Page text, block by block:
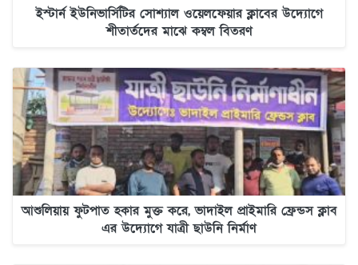
ইস্টার্ন ইউনিভার্সিটির সোশ্যাল ওয়েলফেয়ার ক্লাবের উদ্যোগে
শীতার্তদের মাঝে কম্বল বিতরণ
আশুলিয়ায় ফুটপাত হকার মুক্ত করে, ভাদাইল প্রাইমারি ফ্রেন্ডস ক্লাব
এর উদ্যোগে যাত্রী ছাউনি নির্মাণ